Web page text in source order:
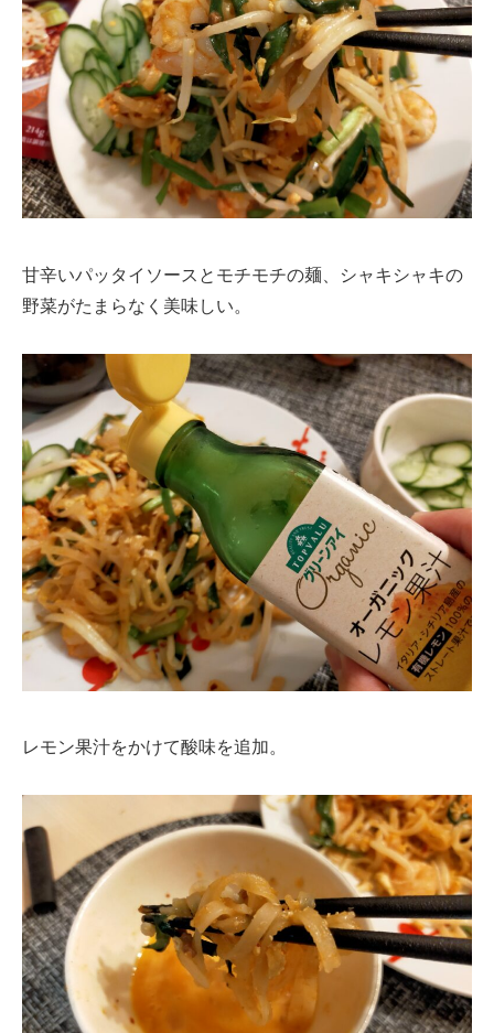
甘辛いパッタイソースとモチモチの麺、シャキシャキの
野菜がたまらなく美味しい。
レモン果汁をかけて酸味を追加。